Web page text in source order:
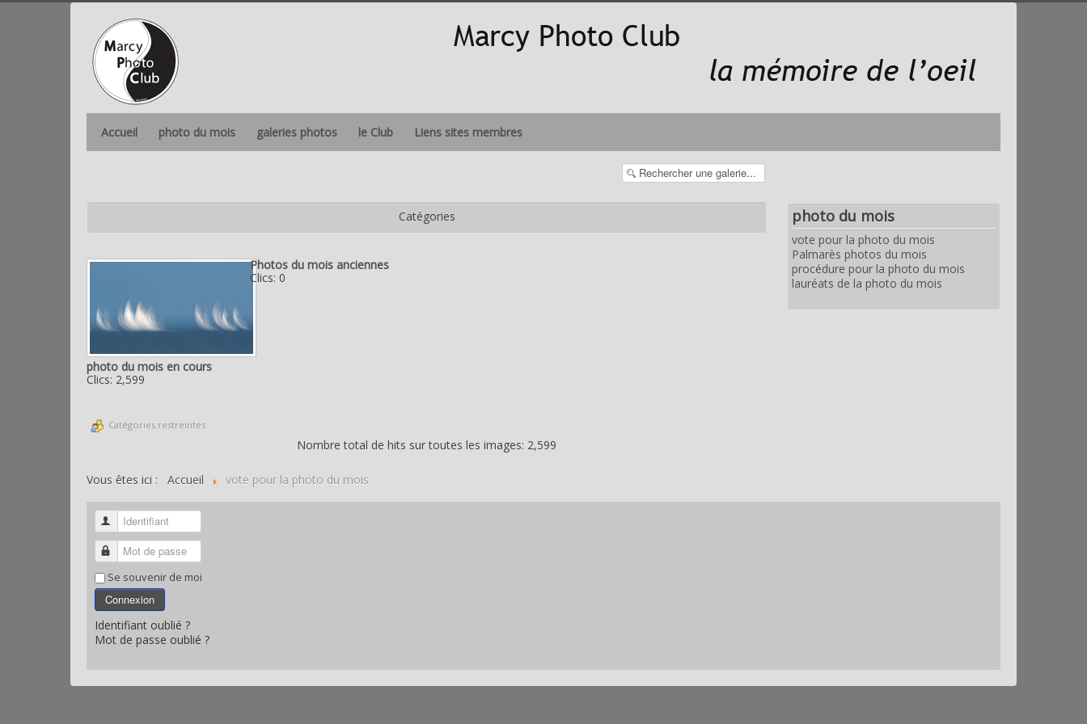
Accueil photo du mois galeries photos le Club Liens sites membres
Catégories
photo du mois en cours
Clics: 2,599
Photos du mois anciennes
Clics: 0
Catégories restreintes
Nombre total de hits sur toutes les images: 2,599
Vous êtes ici : Accueil vote pour la photo du mois
photo du mois
vote pour la photo du mois
Palmarès photos du mois
procédure pour la photo du mois
lauréats de la photo du mois
Identifiant
Mot de passe
Se souvenir de moi
Connexion
Identifiant oublié ?
Mot de passe oublié ?